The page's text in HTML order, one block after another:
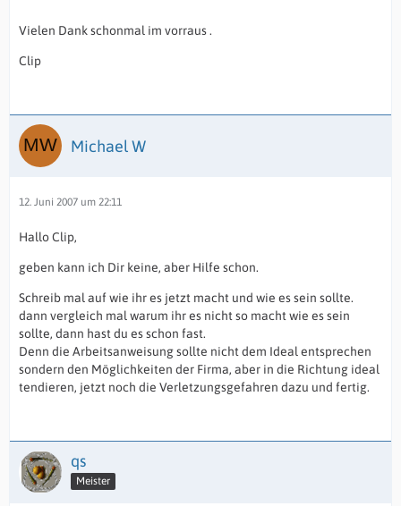
Vielen Dank schonmal im vorraus .
Clip
Michael W
12. Juni 2007 um 22:11
Hallo Clip,
geben kann ich Dir keine, aber Hilfe schon.
Schreib mal auf wie ihr es jetzt macht und wie es sein sollte.
dann vergleich mal warum ihr es nicht so macht wie es sein
sollte, dann hast du es schon fast.
Denn die Arbeitsanweisung sollte nicht dem Ideal entsprechen
sondern den Möglichkeiten der Firma, aber in die Richtung ideal
tendieren, jetzt noch die Verletzungsgefahren dazu und fertig.
qs
Meister